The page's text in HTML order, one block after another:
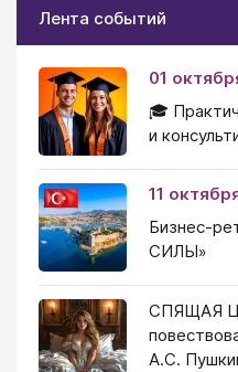
Лента событий
01
🎓
и
11
Бизнес-
СИЛЫ»
СПЯЩАЯ
А.С.